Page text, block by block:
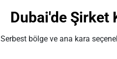
Dubai'de Şirket
Serbest bölge ve ana kara